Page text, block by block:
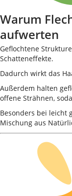
Warum
aufwerten
Geflochtene
Schatteneffekte.
Dadurch wirkt das
Außerdem halten
offene Strähnen,
Besonders bei leicht
Mischung aus